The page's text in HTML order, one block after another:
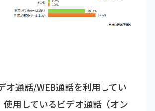
オ通話/WEB通話を利用してい
使用しているビデオ通話（オン